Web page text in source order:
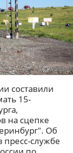
составили
15-
на сцепке
Об
службе